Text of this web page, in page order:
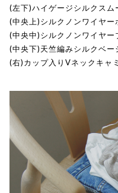
(左下)ハイゲージシルクスム
(中央上)シルクノンワイヤー
(中央中)シルクノンワイヤー
(中央下)天竺編みシルクベー
(右)カップ入りVネックキャ